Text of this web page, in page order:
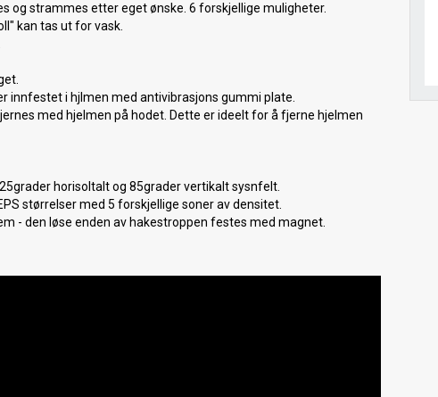
og strammes etter eget ønske. 6 forskjellige muligheter.
kan tas ut for vask.
innfestet i hjlmen med antivibrasjons gummi plate.
med hjelmen på hodet. Dette er ideelt for å fjerne hjelmen
horisoltalt og 85grader vertikalt sysnfelt.
størrelser med 5 forskjellige soner av densitet.
- den løse enden av hakestroppen festes med magnet.